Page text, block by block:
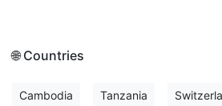
🌐 Countries
Cambodia Tanzania